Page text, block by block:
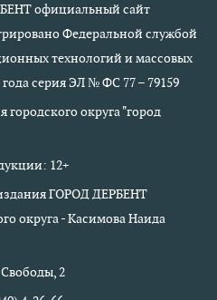
официальный сайт
Федеральной службой
технологий и массовых
серия ЭЛ № ФС 77 – 79159
округа "город
12+
ГОРОД ДЕРБЕНТ
округа - Касимова Наида
2